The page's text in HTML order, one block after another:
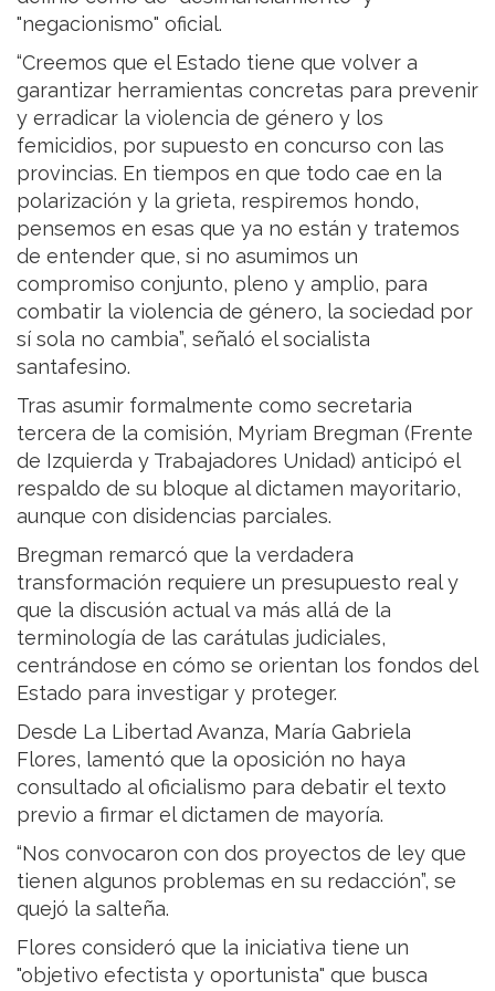
"negacionismo" oficial.
“Creemos que el Estado tiene que volver a
garantizar herramientas concretas para prevenir
y erradicar la violencia de género y los
femicidios, por supuesto en concurso con las
provincias. En tiempos en que todo cae en la
polarización y la grieta, respiremos hondo,
pensemos en esas que ya no están y tratemos
de entender que, si no asumimos un
compromiso conjunto, pleno y amplio, para
combatir la violencia de género, la sociedad por
sí sola no cambia”, señaló el socialista
santafesino.
Tras asumir formalmente como secretaria
tercera de la comisión, Myriam Bregman (Frente
de Izquierda y Trabajadores Unidad) anticipó el
respaldo de su bloque al dictamen mayoritario,
aunque con disidencias parciales.
Bregman remarcó que la verdadera
transformación requiere un presupuesto real y
que la discusión actual va más allá de la
terminología de las carátulas judiciales,
centrándose en cómo se orientan los fondos del
Estado para investigar y proteger.
Desde La Libertad Avanza, María Gabriela
Flores, lamentó que la oposición no haya
consultado al oficialismo para debatir el texto
previo a firmar el dictamen de mayoría.
“Nos convocaron con dos proyectos de ley que
tienen algunos problemas en su redacción”, se
quejó la salteña.
Flores consideró que la iniciativa tiene un
"objetivo efectista y oportunista" que busca